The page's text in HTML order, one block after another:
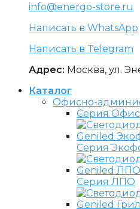
info@energo-store.ru
Написать в WhatsApp
Написать в Telegram
Адрес: Москва, ул.
Каталог
Офисно-
Серия Офис
Серия
Серия ЛПО